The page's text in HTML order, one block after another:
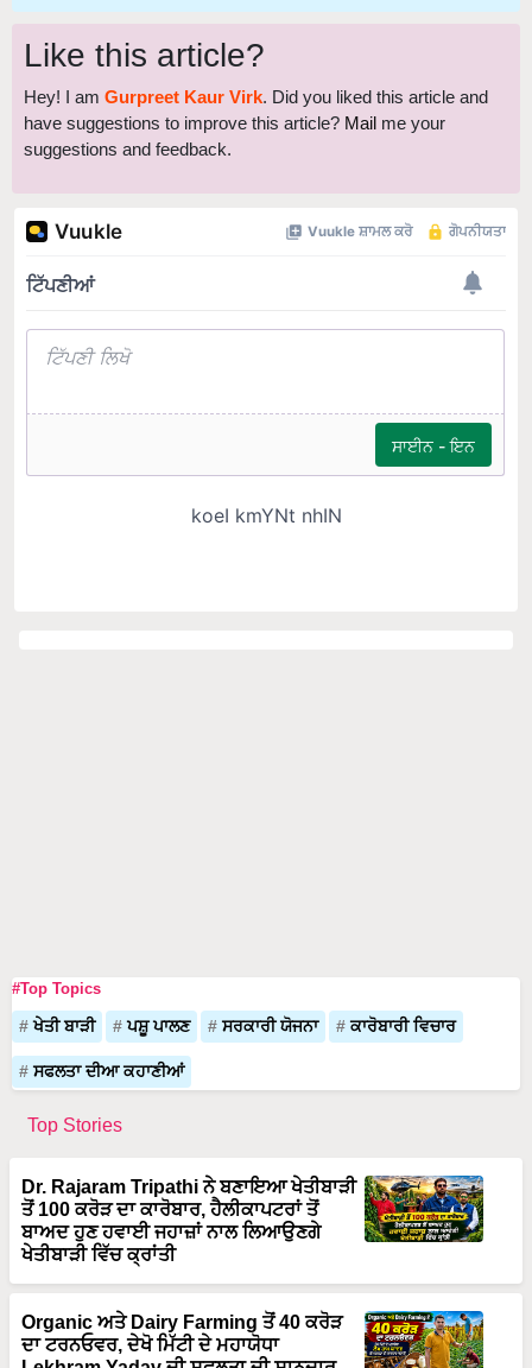
Like this article?
Hey! I am Gurpreet Kaur Virk
have suggestions to improve this article?Mail me your
suggestions and feedback.
ਖੇਤੀ ਬਾੜੀ
ਸਫਲਤਾ ਦੀਆ ਕਹਾਣੀਆਂ
Top Stories
ਤੋਂ 100 ਕਰੋੜ ਦਾ ਕਾਰੋਬਾਰ, ਹੈਲੀਕਾਪਟਰਾਂ ਤੋਂ
ਬਾਅਦ ਹੁਣ ਹਵਾਈ ਜਹਾਜ਼ਾਂ ਨਾਲ ਲਿਆਉਣਗੇ
ਖੇਤੀਬਾੜੀ ਵਿੱਚ ਕ੍ਰਾਂਤੀ
Organic ਅਤੇ Dairy Farming ਤੋਂ 40 ਕਰੋੜ
ਦਾ ਟਰਨਓਵਰ, ਦੇਖੋ ਮਿੱਟੀ ਦੇ ਮਹਾਯੋਧਾ
Lekhram Yadav ਦੀ ਸਫਲਤਾ ਦੀ ਸ਼ਾਨਦਾਰ
ਕਹਾਣੀ